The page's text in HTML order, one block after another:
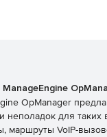
OpManager
неполадок для
маршруты VoIP-